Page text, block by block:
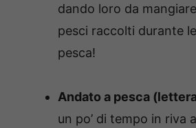
dando loro da
pesci raccolti durante
pesca!
Andato a pesca
un po’ di tempo in riva